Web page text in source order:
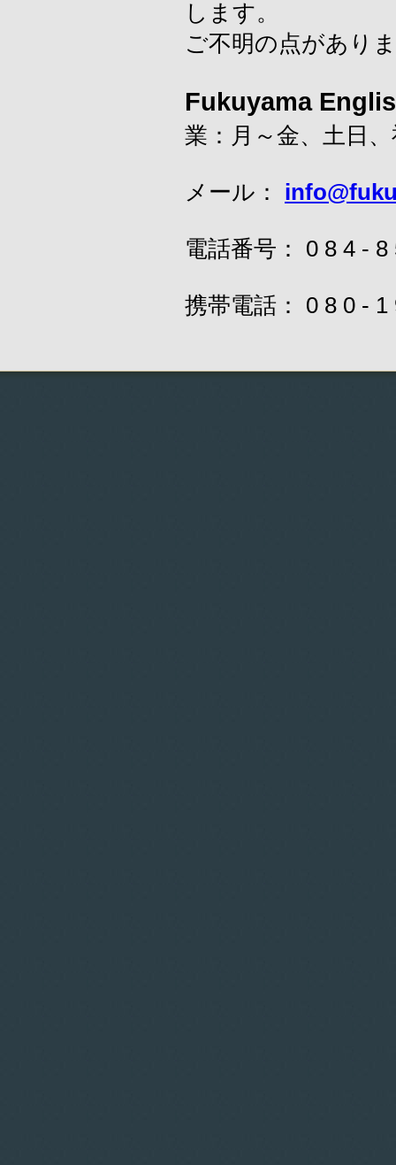
します。
ご不明の点があり
Fukuyama
業：月～金、土日
メール：
電話番号： 0 8 4 -
携帯電話： 0 8 0 - 1